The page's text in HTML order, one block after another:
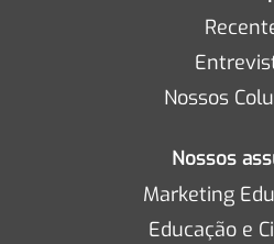
Nossos
Nossos
Marketing
Educação e